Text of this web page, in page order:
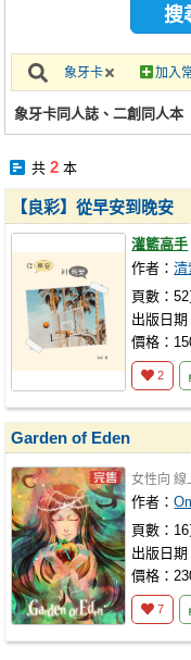
會員中心
註冊會員
象牙卡 加入
象牙卡同人誌、二創同人本
共 2本
【良彩】從早安到晚安
灌籃高手
作者：清
頁數：52
出版日期
價格：
2
Garden of Eden
女性向 線
作者：
頁數：16
出版日期
價格：
7